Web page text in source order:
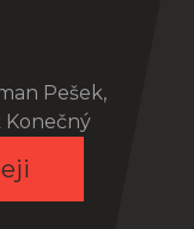
Pešek,
Konečný